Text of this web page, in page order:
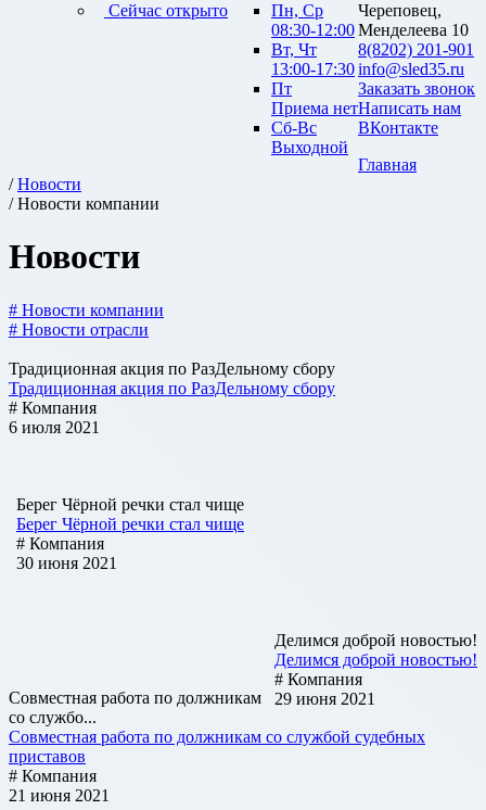
Сейчас открыто
Пн, Ср
08:30-12:00
Вт, Чт
13:00-17:30
Пт
Приема нет
Сб-Вс
Выходной
Череповец,
Менделеева 10
8(8202) 201-901
info@sled35.ru
Заказать звонок
Написать нам
ВКонтакте
Главная
/Новости
/ Новости компании
Новости
# Новости компании
# Новости отрасли
Традиционная акция по РазДельному сбору
Традиционная акция по РазДельному сбору
# Компания
6 июля 2021
Берег Чёрной речки стал чище
Берег Чёрной речки стал чище
# Компания
30 июня 2021
Делимся доброй новостью!
Делимся доброй новостью!
# Компания
29 июня 2021
Совместная работа по должникам
со службо...
Совместная работа по должникам со службой судебных
приставов
# Компания
21 июня 2021